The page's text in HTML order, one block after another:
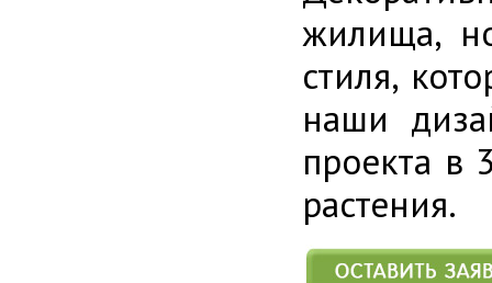
жилища,
стиля,
наши
проекта в
растения.